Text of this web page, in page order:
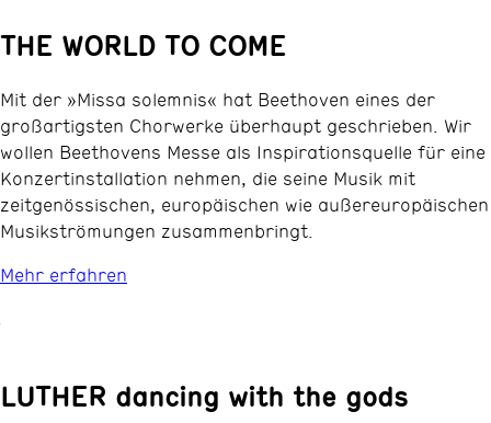
THE WORLD TO COME
Mit der »Missa solemnis« hat Beethoven eines der
großartigsten Chorwerke überhaupt geschrieben. Wir
wollen Beethovens Messe als Inspirationsquelle für eine
Konzertinstallation nehmen, die seine Musik mit
zeitgenössischen, europäischen wie außereuropäischen
Musikströmungen zusammenbringt.
Mehr erfahren
LUTHER dancing with the gods